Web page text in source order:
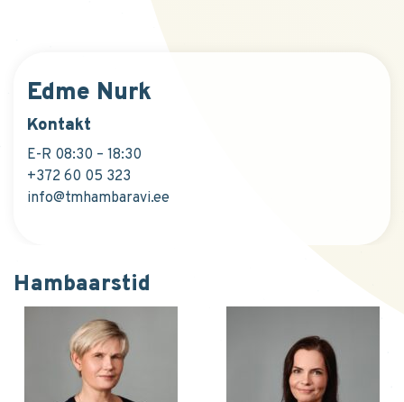
Edme Nurk
Kontakt
E-R 08:30 – 18:30
+372 60 05 323
info@tmhambaravi.ee
Hambaarstid